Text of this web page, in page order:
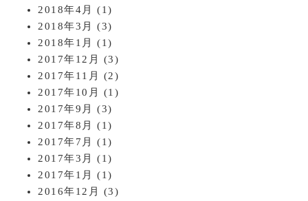
2018年4月
(1)
2018年3月
(3)
2018年1月
(1)
2017年12月
(3)
2017年11月
(2)
2017年10月
(1)
2017年9月
(3)
2017年8月
(1)
2017年7月
(1)
2017年3月
(1)
2017年1月
(1)
2016年12月
(3)